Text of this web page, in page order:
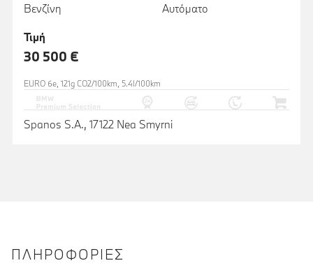
Βενζίνη
Αυτόματο
Τιμή
30 500 €
EURO 6e, 121g CO2/100km, 5.4l/100km
Spanos S.A., 17122 Nea Smyrni
ΠΛΗΡΟΦΟΡΊΕΣ